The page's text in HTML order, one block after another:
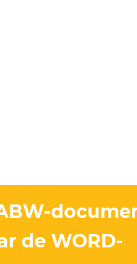
de WORD-